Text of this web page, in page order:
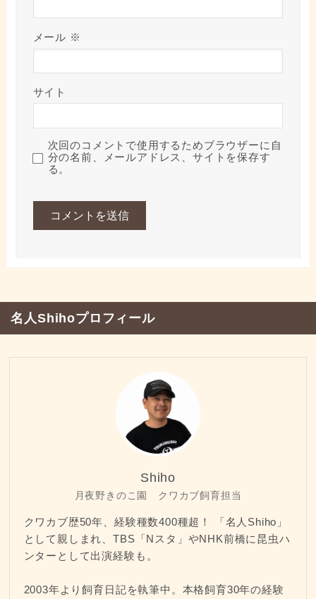
メール ※
サイト
次回のコメントで使用するためブラウザーに自
分の名前、メールアドレス、サイトを保存す
る。
名人Shihoプロフィール
Shiho
月夜野きのこ園 クワカブ飼育担当
クワカブ歴50年、経験種数400種超！ 「名人Shiho」
として親しまれ、TBS「Nスタ」やNHK前橋に昆虫ハ
ンターとして出演経験も。
2003年より飼育日記を執筆中。本格飼育30年の経験